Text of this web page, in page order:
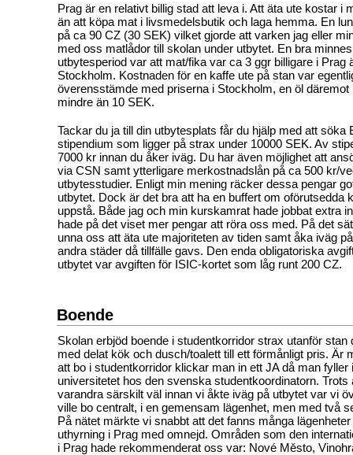
Prag är en relativt billig stad att leva i. Att äta ute kostar i
än att köpa mat i livsmedelsbutik och laga hemma. En
på ca 90 CZ (30 SEK) vilket gjorde att varken jag eller
med oss matlådor till skolan under utbytet. En bra
utbytesperiod var att mat/fika var ca 3 ggr billigare i Prag
Stockholm. Kostnaden för en kaffe ute på stan var
överensstämde med priserna i Stockholm, en öl däremot
mindre än 10 SEK.
Tackar du ja till din utbytesplats får du hjälp med att söka
stipendium som ligger på strax under 10000 SEK. Av
7000 kr innan du åker iväg. Du har även möjlighet att
via CSN samt ytterligare merkostnadslån på ca 500 kr/
utbytesstudier. Enligt min mening räcker dessa pengar
utbytet. Dock är det bra att ha en buffert om oförutsedda
uppstå. Både jag och min kurskamrat hade jobbat extra
hade på det viset mer pengar att röra oss med. På det
unna oss att äta ute majoriteten av tiden samt åka iväg
andra städer då tillfälle gavs. Den enda obligatoriska
utbytet var avgiften för ISIC-kortet som låg runt 200 CZ.
Boende
Skolan erbjöd boende i studentkorridor strax utanför stan
med delat kök och dusch/toalett till ett förmånligt pris. Är
att bo i studentkorridor klickar man in ett JA då man fyller
universitetet hos den svenska studentkoordinatorn. Trots
varandra särskilt väl innan vi åkte iväg på utbytet var vi
ville bo centralt, i en gemensam lägenhet, men med två
På nätet märkte vi snabbt att det fanns många
uthyrning i Prag med omnejd. Områden som den
i Prag hade rekommenderat oss var: Nové Město,